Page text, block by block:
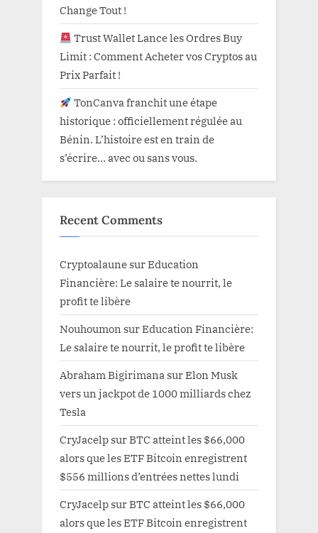
Change Tout !
Trust Wallet Lance les Ordres Buy
Limit : Comment Acheter vos Cryptos au
Prix Parfait !
TonCanva franchit une étape
historique : officiellement régulée au
Bénin. L’histoire est en train de
s’écrire… avec ou sans vous.
Recent Comments
Cryptoalaune surEducation
Financière: Le salaire te nourrit, le
profit te libère
Nouhoumon surEducation Financière:
Le salaire te nourrit, le profit te libère
Abraham Bigirimana surElon Musk
vers un jackpot de 1000 milliards chez
Tesla
CryJacelp surBTC atteint les $66,000
alors que les ETF Bitcoin enregistrent
$556 millions d’entrées nettes lundi
CryJacelp surBTC atteint les $66,000
alors que les ETF Bitcoin enregistrent